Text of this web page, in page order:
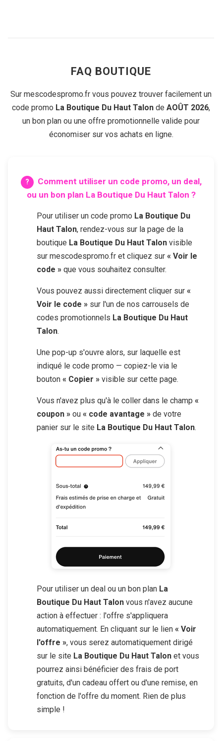
FAQ BOUTIQUE
Sur mescodespromo.fr vous pouvez trouver facilement un
code promo La Boutique Du Haut Talon de AOÛT 2026,
un bon plan ou une offre promotionnelle valide pour
économiser sur vos achats en ligne.
Comment utiliser un code promo, un deal,
ou un bon plan La Boutique Du Haut Talon ?
Pour utiliser un code promo La Boutique Du
Haut Talon, rendez-vous sur la page de la
boutique La Boutique Du Haut Talon visible
sur mescodespromo.fr et cliquez sur « Voir le
code » que vous souhaitez consulter.
Vous pouvez aussi directement cliquer sur «
Voir le code » sur l'un de nos carrousels de
codes promotionnels La Boutique Du Haut
Talon.
Une pop-up s'ouvre alors, sur laquelle est
indiqué le code promo — copiez-le via le
bouton « Copier » visible sur cette page.
Vous n'avez plus qu'à le coller dans le champ «
coupon » ou « code avantage » de votre
panier sur le site La Boutique Du Haut Talon.
Pour utiliser un deal ou un bon plan La
Boutique Du Haut Talon vous n'avez aucune
action à effectuer : l'offre s'appliquera
automatiquement. En cliquant sur le lien « Voir
l'offre », vous serez automatiquement dirigé
sur le site La Boutique Du Haut Talon et vous
pourrez ainsi bénéficier des frais de port
gratuits, d'un cadeau offert ou d'une remise, en
fonction de l'offre du moment. Rien de plus
simple !